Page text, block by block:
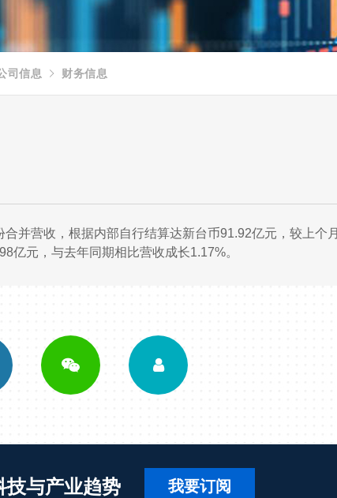
司信息 财务信息
并营收，根据内部自行结算达新台币91.92亿元，较上个
亿元，与去年同期相比营收成长1.17%。
技与产业趋势 我要订阅